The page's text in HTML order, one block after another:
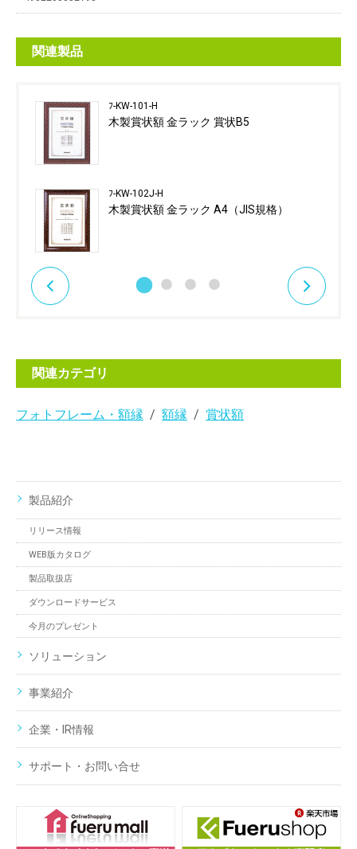
関連製品
ﾌ-KW-101-H
木製賞状額 金ラック 賞状B5
ﾌ-KW-102J-H
木製賞状額 金ラック A4（JIS規格）
関連カテゴリ
フォトフレーム・額縁 額縁 賞状額
製品紹介
リリース情報
WEB版カタログ
製品取扱店
ダウンロードサービス
今月のプレゼント
ソリューション
事業紹介
企業・IR情報
サポート・お問い合せ